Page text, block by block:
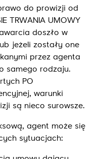
do prowizji od
TRWANIA UMOWY
doszło w
jeżeli zostały one
przez agenta
samego rodzaju.
PO
warunki
są nieco surowsze.
agent może się
sytuacjach: